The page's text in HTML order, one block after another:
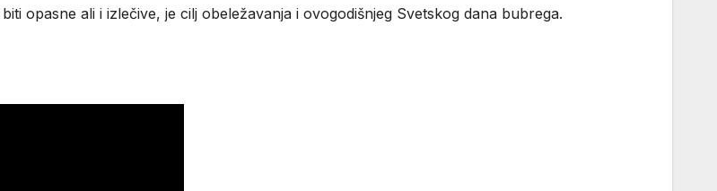
opasne ali i izlečive, je cilj obeležavanja i ovogodišnjeg Svetskog dana bubrega.